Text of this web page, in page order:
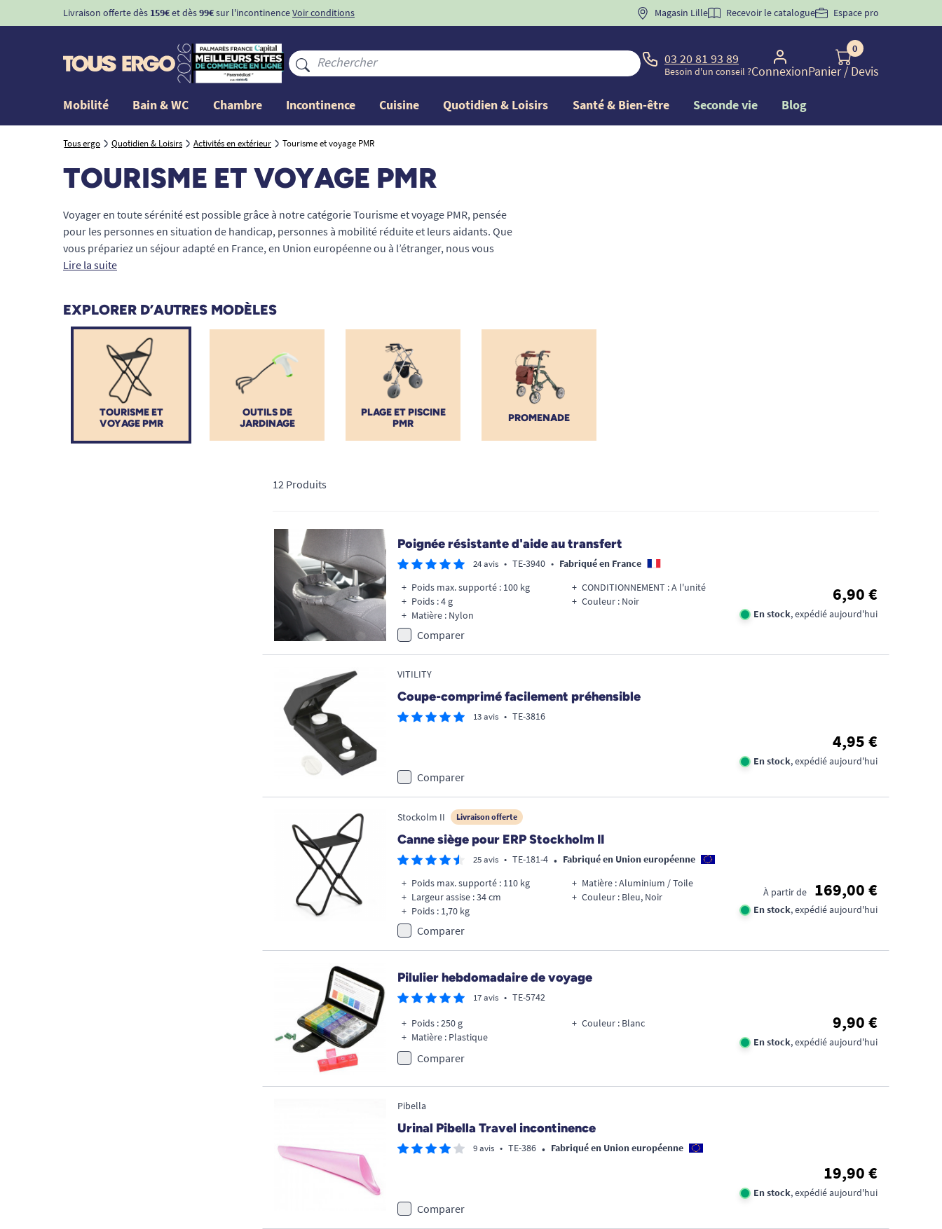
Livraison offerte dès 159€et dès99€sur l'incontinenceVoir conditions BIENVENUE" pourla 1ère commande d'incontinence
Magasin Lille Recevoir le catalogue Espace pro
03 20 81 93 89
Besoin d'un conseil ?Connexion
0
Panier/ Devis
Mobilité Bain & WC Chambre Incontinence Cuisine Quotidien & Loisirs Santé & Bien-être Seconde vie Blog
Tous ergo Quotidien & Loisirs Activités en extérieur Tourisme et voyage PMR
TOURISME ET VOYAGE PMR
Voyager en toute sérénité est possible grâce à notre catégorie Tourisme et voyage PMR, pensée
pour les personnes en situation de handicap, personnes à mobilité réduite et leurs aidants. Que
vous prépariez un séjour adapté en France, en Union européenne ou à l’étranger, nous vous
proposons du matériel adapté pour faciliter vos déplacements et rendre chaque destination plus
Nos solutions accompagnent chaque étape de votre voyage : de l’organisation à la visite de lieux
touristiques, en passant par les transports (voiture, train, avion) et l’hébergement. Inspirés par les
labels Tourisme et Handicap et Tourisme accessible, ainsi que par les guides de voyage PMR, nous
vous aidons à anticiper vos besoins en
mobilité,transfert
Grâce à notre sélection, vous pouvez organiser un séjour inclusif, que ce soit pour un week-end,
une semaine ou un long parcours touristique, avec des produits pratiques, légers et fonctionnels.
Lire la suite
EXPLORER D’AUTRES MODÈLES
OUTILS DE
JARDINAGE
PLAGE ET PISCINE
PMR
PROMENADE
TOURISME ET
VOYAGE PMR
12 Produits
Poignée résistante d'aide au transfert
24 avis • TE-3940 • Fabriqué en France
Poids max. supporté : 100 kg
Poids : 4 g
Matière : Nylon
CONDITIONNEMENT : A l'unité
Couleur : Noir
6,90 €
En stock, expédié aujourd'hui
Comparer
VITILITY
Coupe-comprimé facilement préhensible
13 avis • TE-3816
4,95 €
En stock, expédié aujourd'hui
Comparer
Stockolm II Livraison offerte
Canne siège pour ERP Stockholm II
25 avis • TE-181-4 • Fabriqué en Union européenne
Poids max. supporté : 110 kg
Largeur assise : 34 cm
Poids : 1,70 kg
Matière : Aluminium / Toile
Couleur : Bleu, Noir
À partir de 169,00 €
En stock, expédié aujourd'hui
Comparer
Pilulier hebdomadaire de voyage
17 avis • TE-5742
Poids : 250 g
Matière : Plastique
Couleur : Blanc 9,90 €
En stock, expédié aujourd'hui
Comparer
Pibella
Urinal Pibella Travel incontinence
9 avis • TE-386 • Fabriqué en Union européenne
19,90 €
En stock, expédié aujourd'hui
Comparer